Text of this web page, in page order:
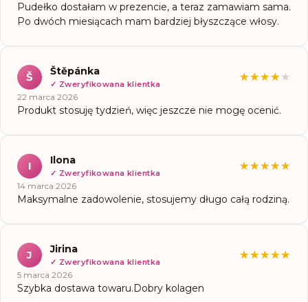
Pudełko dostałam w prezencie, a teraz zamawiam sama.
Po dwóch miesiącach mam bardziej błyszczące włosy.
Š Štěpánka
✓ Zweryfikowana klientka
★★★★★
★★★★★
22 marca 2026
Produkt stosuję tydzień, więc jeszcze nie mogę ocenić.
I Ilona
✓ Zweryfikowana klientka
★★★★★
★★★★★
14 marca 2026
Maksymalne zadowolenie, stosujemy długo całą rodziną.
J Jirina
✓ Zweryfikowana klientka
★★★★★
★★★★★
5 marca 2026
Szybka dostawa towaru.Dobry kolagen